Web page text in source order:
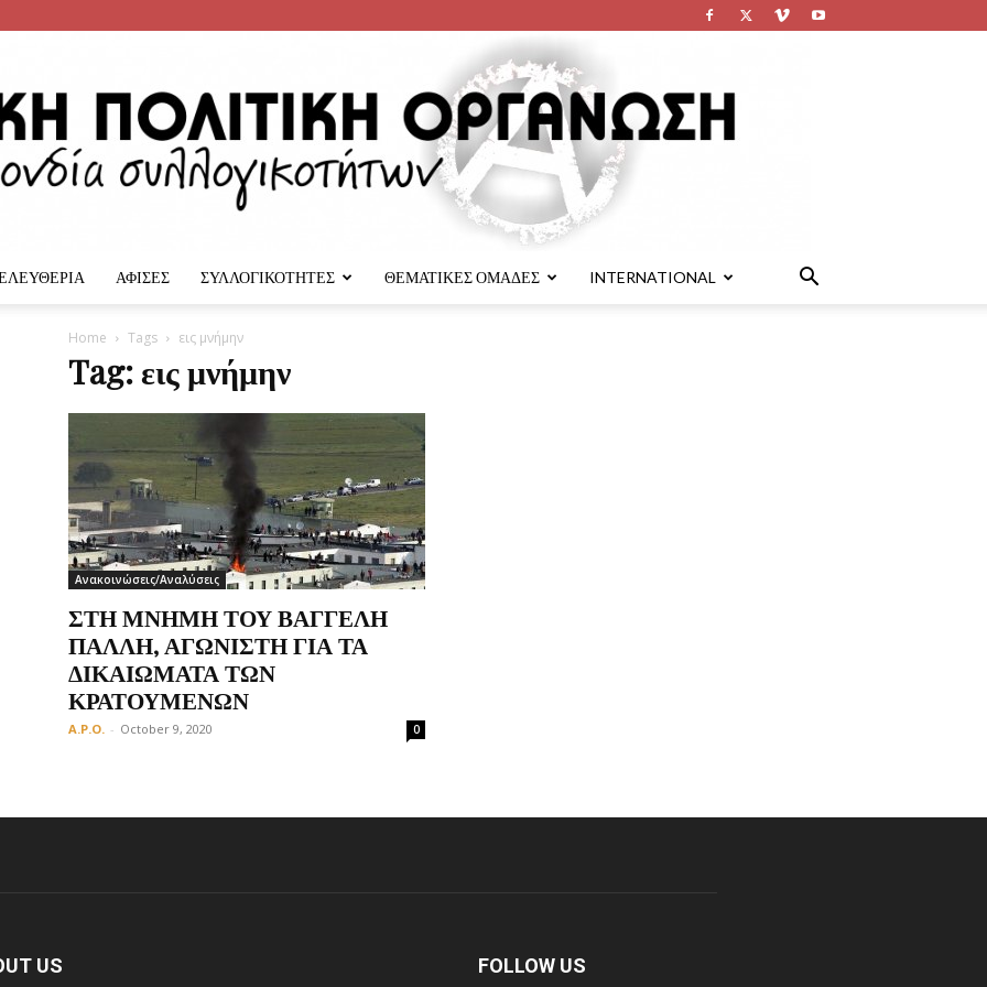
Πολιτική
Οργάνωση
ΑΦΙΣΕΣ ΣΥΛΛΟΓΙΚΟΤΗΤΕΣ ΘΕΜΑΤΙΚΕΣ ΟΜΑΔΕΣ INTERNATIONAL
Home Tags εις μνήμην
Tag: εις μνήμην
Ανακοινώσεις/Αναλύσεις
ΣΤΗ ΜΝΗΜΗ ΤΟΥ ΒΑΓΓΕΛΗ
ΠΑΛΛΗ, ΑΓΩΝΙΣΤΗ ΓΙΑ ΤΑ
ΔΙΚΑΙΩΜΑΤΑ ΤΩΝ
ΚΡΑΤΟΥΜΕΝΩΝ
A.P.O. - October 9, 2020 0
US FOLLOW US